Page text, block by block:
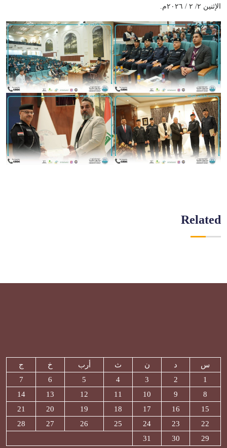
الإثنين ٢/ ٢ / ٢٠٢٦م.
Related
س د ن ث أرب خ
ج
1
2
3
4
5
6
7
8
9
10
11
12
13
14
15
16
17
18
19
20
21
22
23
24
25
26
27
28
29
30
31